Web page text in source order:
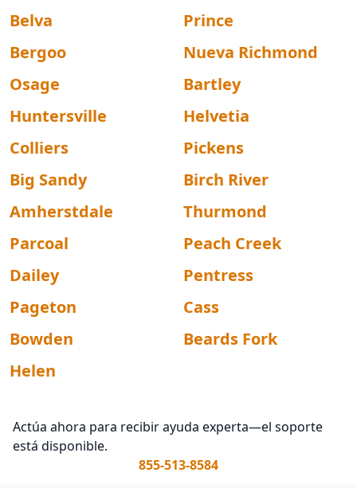
Belva
Prince
Bergoo
Nueva Richmond
Osage
Bartley
Huntersville
Helvetia
Colliers
Pickens
Big Sandy
Birch River
Amherstdale
Thurmond
Parcoal
Peach Creek
Dailey
Pentress
Pageton
Cass
Bowden
Beards Fork
Helen
Actúa ahora para recibir ayuda experta—el soporte
está disponible.
855-513-8584